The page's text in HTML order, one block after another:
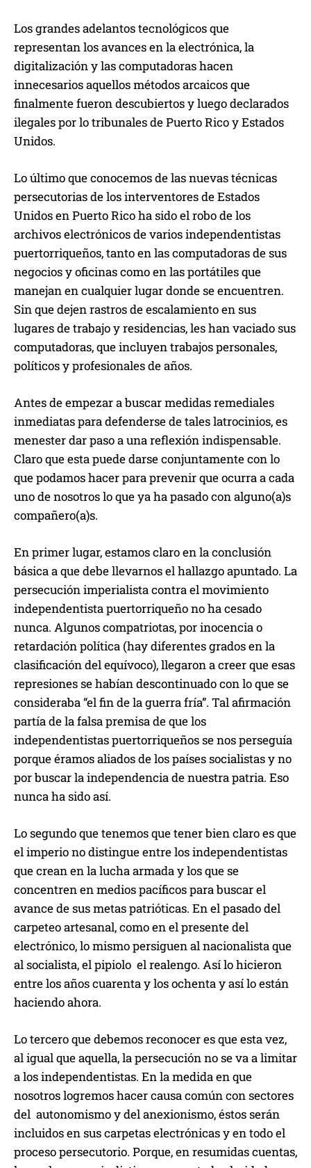
Los grandes adelantos tecnológicos que
representan los avances en la electrónica, la
digitalización y las computadoras hacen
innecesarios aquellos métodos arcaicos que
finalmente fueron descubiertos y luego declarados
ilegales por lo tribunales de Puerto Rico y Estados
Unidos.
Lo último que conocemos de las nuevas técnicas
persecutorias de los interventores de Estados
Unidos en Puerto Rico ha sido el robo de los
archivos electrónicos de varios independentistas
puertorriqueños, tanto en las computadoras de sus
negocios y oficinas como en las portátiles que
manejan en cualquier lugar donde se encuentren.
Sin que dejen rastros de escalamiento en sus
lugares de trabajo y residencias, les han vaciado sus
computadoras, que incluyen trabajos personales,
políticos y profesionales de años.
Antes de empezar a buscar medidas remediales
inmediatas para defenderse de tales latrocinios, es
menester dar paso a una reflexión indispensable.
Claro que esta puede darse conjuntamente con lo
que podamos hacer para prevenir que ocurra a cada
uno de nosotros lo que ya ha pasado con alguno(a)s
compañero(a)s.
En primer lugar, estamos claro en la conclusión
básica a que debe llevarnos el hallazgo apuntado. La
persecución imperialista contra el movimiento
independentista puertorriqueño no ha cesado
nunca. Algunos compatriotas, por inocencia o
retardación política (hay diferentes grados en la
clasificación del equívoco), llegaron a creer que esas
represiones se habían descontinuado con lo que se
consideraba “el fin de la guerra fría”. Tal afirmación
partía de la falsa premisa de que los
independentistas puertorriqueños se nos perseguía
porque éramos aliados de los países socialistas y no
por buscar la independencia de nuestra patria. Eso
nunca ha sido así.
Lo segundo que tenemos que tener bien claro es que
el imperio no distingue entre los independentistas
que crean en la lucha armada y los que se
concentren en medios pacíficos para buscar el
avance de sus metas patrióticas. En el pasado del
carpeteo artesanal, como en el presente del
electrónico, lo mismo persiguen al nacionalista que
al socialista, el pipiolo el realengo. Así lo hicieron
entre los años cuarenta y los ochenta y así lo están
haciendo ahora.
Lo tercero que debemos reconocer es que esta vez,
al igual que aquella, la persecución no se va a limitar
a los independentistas. En la medida en que
nosotros logremos hacer causa común con sectores
del autonomismo y del anexionismo, éstos serán
incluidos en sus carpetas electrónicas y en todo el
proceso persecutorio. Porque, en resumidas cuentas,